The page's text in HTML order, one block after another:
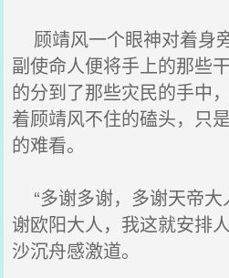
顾靖风一个眼神对着身
副使命人便将手上的那些
的分到了那些灾民的手中
着顾靖风不住的磕头，只
的难看。
“多谢多谢，多谢天帝大
谢欧阳大人，我这就安排
沙沉舟感激道。